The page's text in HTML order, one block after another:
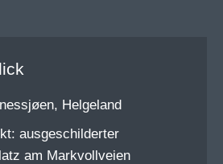
Helgeland
ausgeschilderter
am Markvollveien